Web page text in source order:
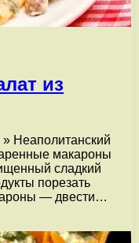
из
Неаполитанский
макароны
сладкий
порезать
— двести…